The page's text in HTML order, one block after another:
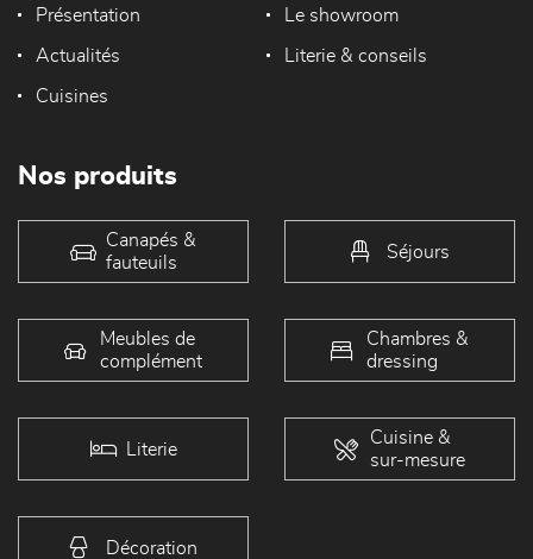
Présentation Le showroom
Actualités Literie & conseils
Cuisines
Nos produits
Canapés &
fauteuils
Séjours
Meubles de
complément
Chambres &
dressing
Literie
Cuisine &
sur-mesure
Décoration